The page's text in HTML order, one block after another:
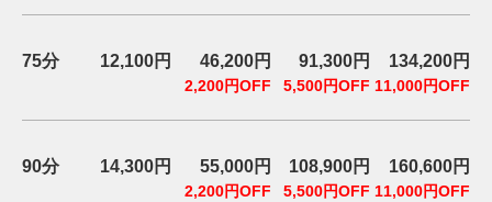
ン
ィ
ン
75分 12,100円 46,200円
2,200円OFF
91,300円
5,500円OFF
134,200円
11,000円OFF
90分 14,300円 55,000円
2,200円OFF
108,900円
5,500円OFF
160,600円
11,000円OFF